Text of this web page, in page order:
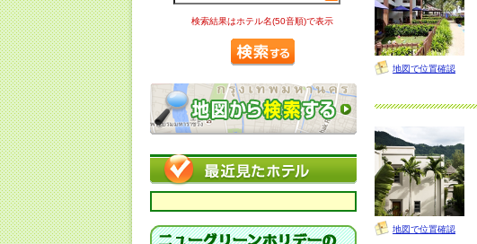
検索結果はホテル名(50音順)で表示
地図で位置確認
地図で位置確認